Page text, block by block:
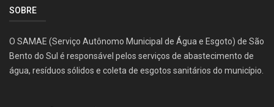
SOBRE
O SAMAE (Serviço Autônomo Municipal de Água e Esgoto) de São
Bento do Sul é responsável pelos serviços de abastecimento de
água, resíduos sólidos e coleta de esgotos sanitários do município.